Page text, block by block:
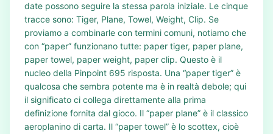
date possono seguire la stessa parola iniziale. Le cinque
tracce sono: Tiger, Plane, Towel, Weight, Clip. Se
proviamo a combinarle con termini comuni, notiamo che
con “paper” funzionano tutte: paper tiger, paper plane,
paper towel, paper weight, paper clip. Questo è il
nucleo della Pinpoint 695 risposta. Una “paper tiger” è
qualcosa che sembra potente ma è in realtà debole; qui
il significato ci collega direttamente alla prima
definizione fornita dal gioco. Il “paper plane” è il classico
aeroplanino di carta. Il “paper towel” è lo scottex, cioè